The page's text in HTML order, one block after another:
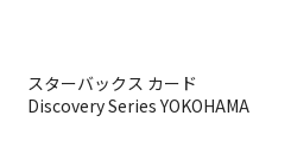
スターバックス カード
Discovery Series YOKOHAMA